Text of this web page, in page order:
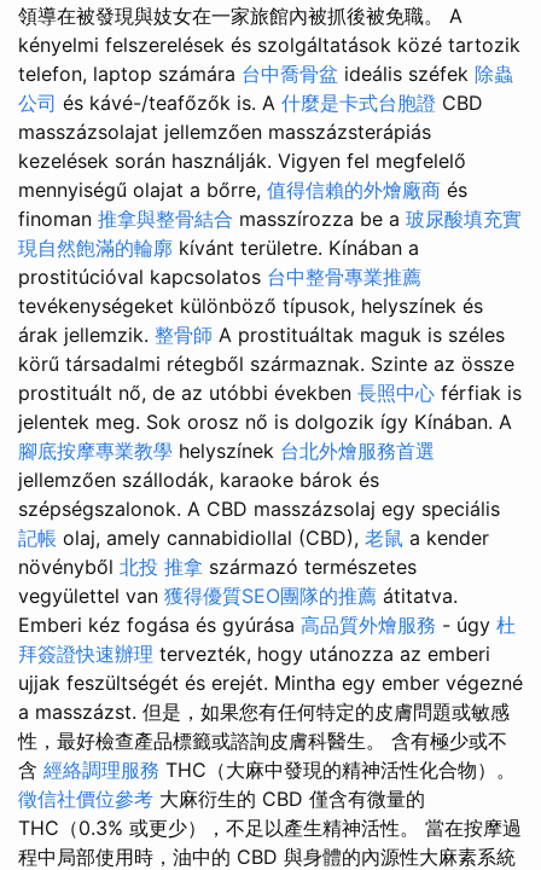
領導在被發現與妓女在一家旅館內被抓後被免職。 A
kényelmi felszerelések és szolgáltatások közé tartozik
telefon, laptop számára 台中喬骨盆 ideális széfek 除蟲
公司 és kávé-/teafőzők is. A 什麼是卡式台胞證 CBD
masszázsolajat jellemzően masszázsterápiás
kezelések során használják. Vigyen fel megfelelő
mennyiségű olajat a bőrre, 值得信賴的外燴廠商 és
finoman 推拿與整骨結合 masszírozza be a 玻尿酸填充實
現自然飽滿的輪廓 kívánt területre. Kínában a
prostitúcióval kapcsolatos 台中整骨專業推薦
tevékenységeket különböző típusok, helyszínek és
árak jellemzik. 整骨師 A prostituáltak maguk is széles
körű társadalmi rétegből származnak. Szinte az össze
prostituált nő, de az utóbbi években 長照中心 férfiak is
jelentek meg. Sok orosz nő is dolgozik így Kínában. A
腳底按摩專業教學 helyszínek 台北外燴服務首選
jellemzően szállodák, karaoke bárok és
szépségszalonok. A CBD masszázsolaj egy speciális
記帳 olaj, amely cannabidiollal (CBD), 老鼠 a kender
növényből 北投 推拿 származó természetes
vegyülettel van 獲得優質SEO團隊的推薦 átitatva.
Emberi kéz fogása és gyúrása 高品質外燴服務 - úgy 杜
拜簽證快速辦理 tervezték, hogy utánozza az emberi
ujjak feszültségét és erejét. Mintha egy ember végezné
a masszázst. 但是，如果您有任何特定的皮膚問題或敏感
性，最好檢查產品標籤或諮詢皮膚科醫生。 含有極少或不
含 經絡調理服務 THC（大麻中發現的精神活性化合物）。
徵信社價位參考 大麻衍生的 CBD 僅含有微量的
THC（0.3% 或更少），不足以產生精神活性。 當在按摩過
程中局部使用時，油中的 CBD 與身體的內源性大麻素系統